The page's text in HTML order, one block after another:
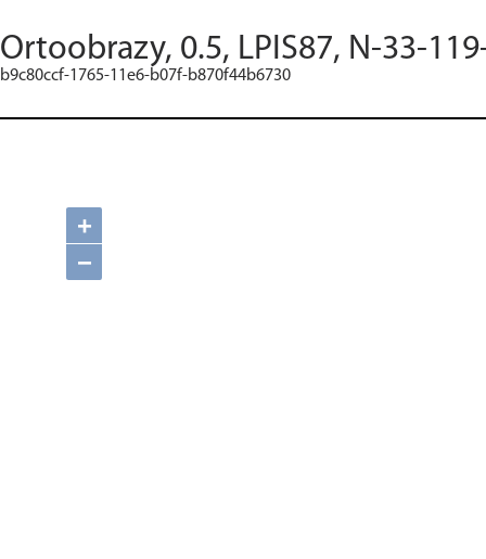
Ortoobrazy, 0.5, LPIS87, N-33-
b9c80ccf-1765-11e6-b07f-b870f44b6730
+
−